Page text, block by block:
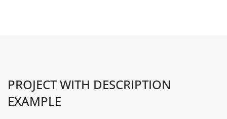
PROJECT WITH DESCRIPTION
EXAMPLE